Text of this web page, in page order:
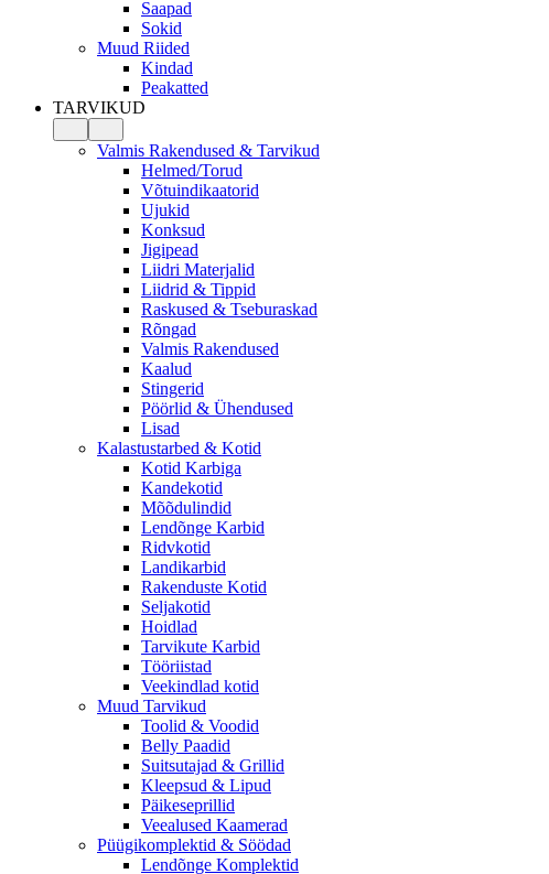
Saapad
Sokid
Muud Riided
Kindad
Peakatted
TARVIKUD
Valmis Rakendused & Tarvikud
Helmed/Torud
Võtuindikaatorid
Ujukid
Konksud
Jigipead
Liidri Materjalid
Liidrid & Tippid
Raskused & Tseburaskad
Rõngad
Valmis Rakendused
Kaalud
Stingerid
Pöörlid & Ühendused
Lisad
Kalastustarbed & Kotid
Kotid Karbiga
Kandekotid
Mõõdulindid
Lendõnge Karbid
Ridvkotid
Landikarbid
Rakenduste Kotid
Seljakotid
Hoidlad
Tarvikute Karbid
Tööriistad
Veekindlad kotid
Muud Tarvikud
Toolid & Voodid
Belly Paadid
Suitsutajad & Grillid
Kleepsud & Lipud
Päikeseprillid
Veealused Kaamerad
Püügikomplektid & Söödad
Lendõnge Komplektid